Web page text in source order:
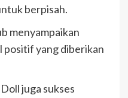
berpisah.
menyampaikan
positif yang diberikan
juga sukses